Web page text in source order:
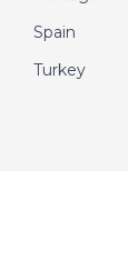
Spain
Turkey